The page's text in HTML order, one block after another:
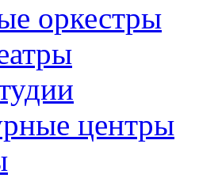
оркестры
центры